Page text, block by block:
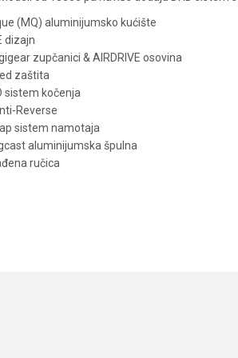
(MQ) aluminijumsko kućište
dizajn
zupčanici & AIRDRIVE osovina
zaštita
sistem kočenja
Reverse
sistem namotaja
aluminijumska špulna
ručica